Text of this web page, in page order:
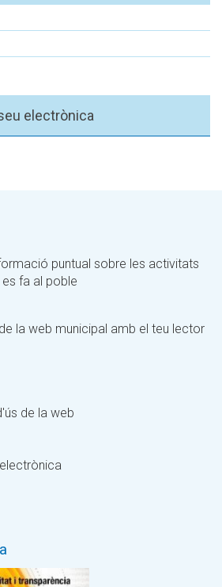
electrònica
puntual sobre les activitats
fa al poble
la web municipal amb el teu lector
de la web